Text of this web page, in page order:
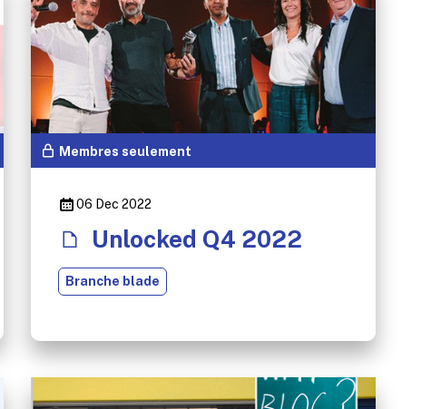
Membres seulement
06 Dec 2022
Unlocked Q4 2022
Branche blade